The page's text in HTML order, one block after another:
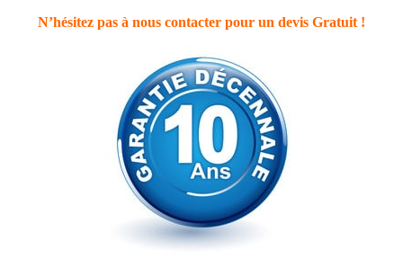
N’hésitez pas à nous contacter pour un devis Gratuit !